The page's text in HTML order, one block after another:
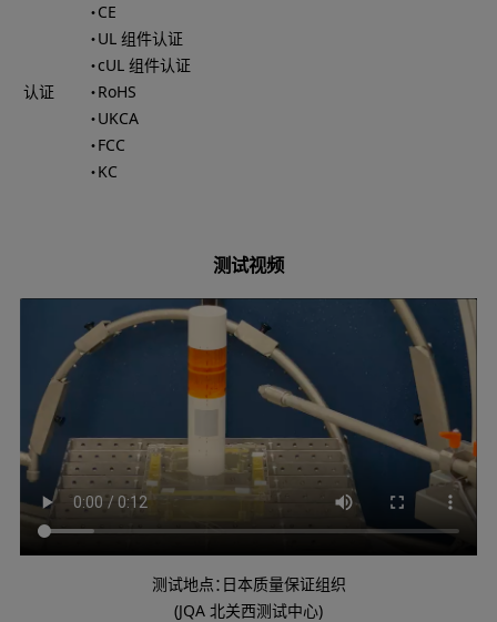
认证
・CE
・UL 组件认证
・cUL 组件认证
・RoHS
・UKCA
・FCC
・KC
测试视频
测试地点：日本质量保证组织
(JQA 北关西测试中心)